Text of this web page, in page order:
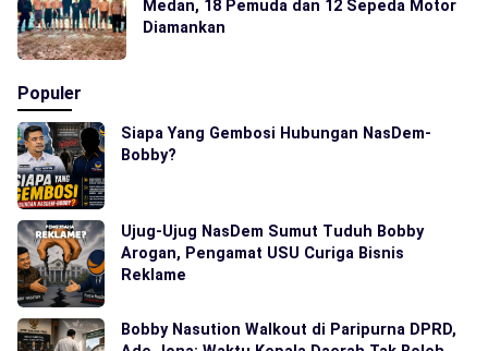
Medan, 18 Pemuda dan 12 Sepeda Motor
Diamankan
Populer
Siapa Yang Gembosi Hubungan NasDem-
Bobby?
Ujug-Ujug NasDem Sumut Tuduh Bobby
Arogan, Pengamat USU Curiga Bisnis
Reklame
Bobby Nasution Walkout di Paripurna DPRD,